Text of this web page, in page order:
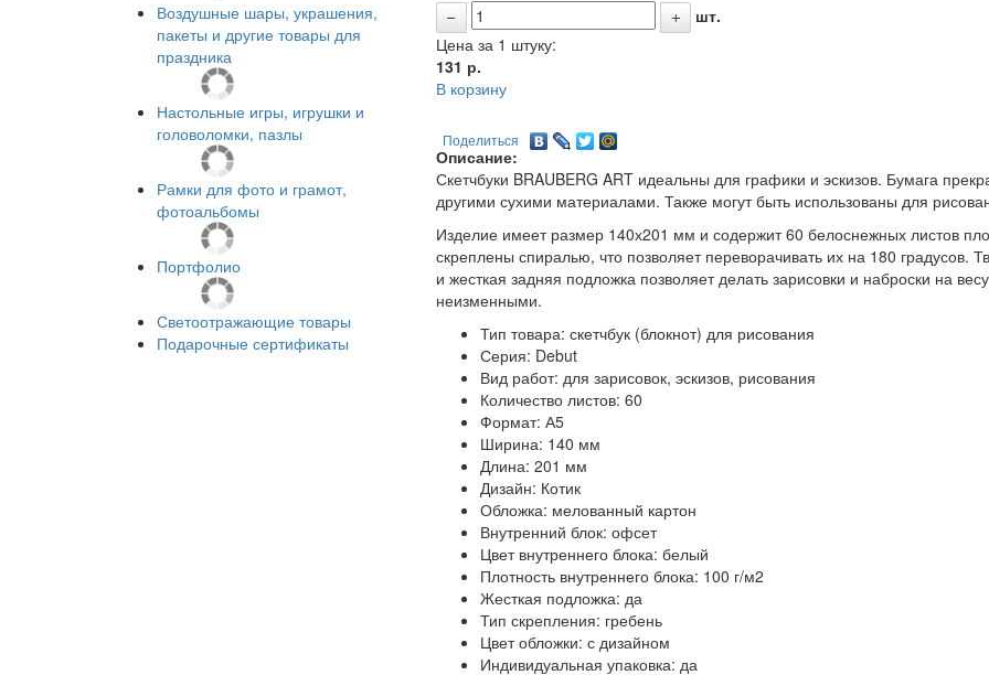
Воздушные шары, украшения,
пакеты и другие товары для
праздника
Настольные игры, игрушки и
головоломки, пазлы
Рамки для фото и грамот,
фотоальбомы
Портфолио
Светоотражающие товары
Подарочные сертификаты
шт.
Цена за 1 штуку:
131 р.
В корзину
Поделиться
Описание:
Скетчбуки BRAUBERG ART идеальны для графики и эскизов. Бумага
другими сухими материалами. Также могут быть использованы для
Изделие имеет размер 140х201 мм и содержит 60 белоснежных листов
скреплены спиралью, что позволяет переворачивать их на 180
и жесткая задняя подложка позволяет делать зарисовки и наброски на
неизменными.
Тип товара: скетчбук (блокнот) для рисования
Серия: Debut
Вид работ: для зарисовок, эскизов, рисования
Количество листов: 60
Формат: А5
Ширина: 140 мм
Длина: 201 мм
Дизайн: Котик
Обложка: мелованный картон
Внутренний блок: офсет
Цвет внутреннего блока: белый
Плотность внутреннего блока: 100 г/м2
Жесткая подложка: да
Тип скрепления: гребень
Цвет обложки: с дизайном
Индивидуальная упаковка: да